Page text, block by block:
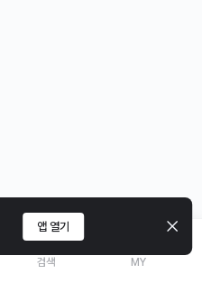
앱 열기
검색 MY